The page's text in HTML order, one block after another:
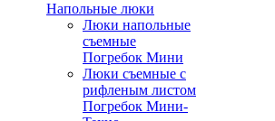
Напольные люки
Люки напольные
съемные
Погребок Мини
Люки съемные с
рифленым листом
Погребок Мини-